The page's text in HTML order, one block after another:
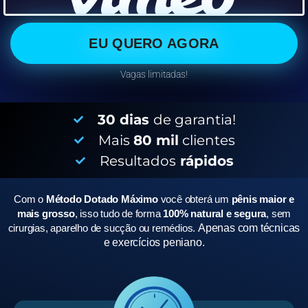
EU QUERO AGORA
Vagas limitadas!
30 dias de garantia!
Mais 80 mil clientes
Resultados rápidos
Com o Método Dotado Máximo você obterá um pênis maior e
mais grosso, isso tudo de forma 100% natural e segura, sem
cirurgias, aparelho de sucção ou remédios.Apenas com técnicas
e exercícios peniano.